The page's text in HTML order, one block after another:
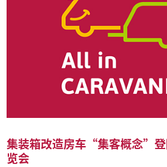
集装箱改造房车“集客概念”
览会